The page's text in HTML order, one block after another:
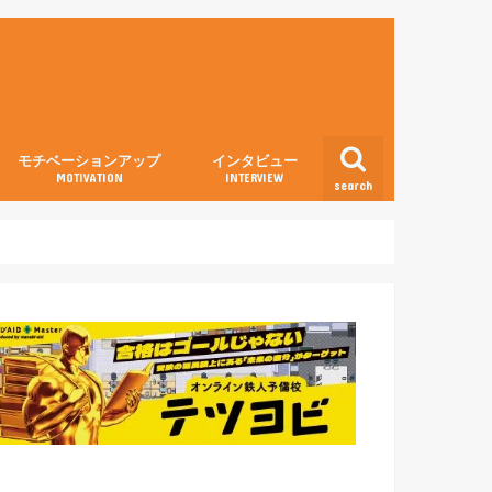
search
モチベーションアップ
MOTIVATION
インタビュー
INTERVIEW